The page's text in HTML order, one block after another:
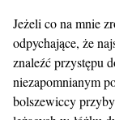
Jeżeli co na mnie
odpychające, że
znaleźć przystępu
niezapomnianym
bolszewiccy